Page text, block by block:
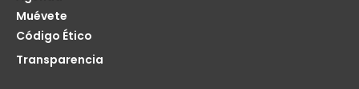
Muévete
Código Ético
Transparencia